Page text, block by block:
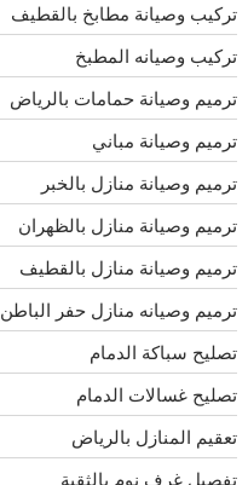
تركيب وصيانة مطابخ بالقطيف
تركيب وصيانه المطبخ
ترميم وصيانة حمامات بالرياض
ترميم وصيانة مباني
ترميم وصيانة منازل بالخبر
ترميم وصيانة منازل بالظهران
ترميم وصيانة منازل بالقطيف
ترميم وصيانه منازل حفر الباطن
تصليح سباكة الدمام
تصليح غسالات الدمام
تعقيم المنازل بالرياض
تفصيل غرف نوم بالثقبة